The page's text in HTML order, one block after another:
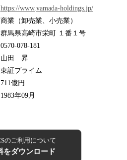
https://www.yamada-holdings.jp/
商業（卸売業、小売業）
群馬県高崎市栄町 １番１号
0570-078-181
山田 昇
東証プライム
711億円
1983年09月
のご利用について
をダウンロード